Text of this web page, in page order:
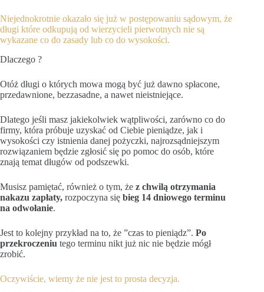
Niejednokrotnie okazało się już w postępowaniu sądowym, że
długi które odkupują od wierzycieli pierwotnych nie są
wykazane co do zasady lub co do wysokości.
Dlaczego ?
Otóż długi o których mowa mogą być już dawno spłacone,
przedawnione, bezzasadne, a nawet nieistniejące.
Dlatego jeśli masz jakiekolwiek wątpliwości, zarówno co do
firmy, która próbuje uzyskać od Ciebie pieniądze, jak i
wysokości czy istnienia danej pożyczki, najrozsądniejszym
rozwiązaniem będzie zgłosić się po pomoc do osób, które
znają temat długów od podszewki.
Musisz pamiętać, również o tym, że z chwilą otrzymania
nakazu zapłaty, rozpoczyna się bieg 14 dniowego terminu
na odwołanie.
Jest to kolejny przykład na to, że ”czas to pieniądz”. Po
przekroczeniu tego terminu nikt już nic nie będzie mógł
zrobić.
Oczywiście, wiemy że nie jest to prosta decyzja.